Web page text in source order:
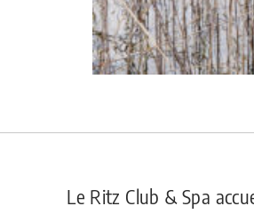
Le Ritz Club & Spa